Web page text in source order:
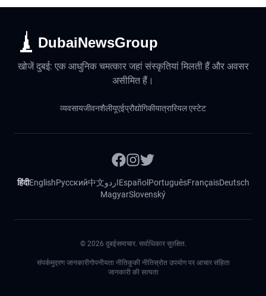
DubaiNewsGroup
खोजें दुबई: एक आधुनिक चमत्कार जहां संस्कृतियां मिलती हैं और अवसर
असीमित हैं।
व्यवसायजीवनशैलीयूएईप्रौद्योगिकीयात्रारियल एस्टेट
हिंदीEnglishРусский中文اردوEspañol PortuguêsFrançaisDeutsch
MagyarSlovenský
© 2026 दुबईसमाचार. सर्वाधिकार सुरक्षित.
संपर्कमुद्रण जानकारीगोपनीयता नीतिकुकी नीतिस्रोत उपयोग पर आचार संहिता
जानकारी की सत्यता